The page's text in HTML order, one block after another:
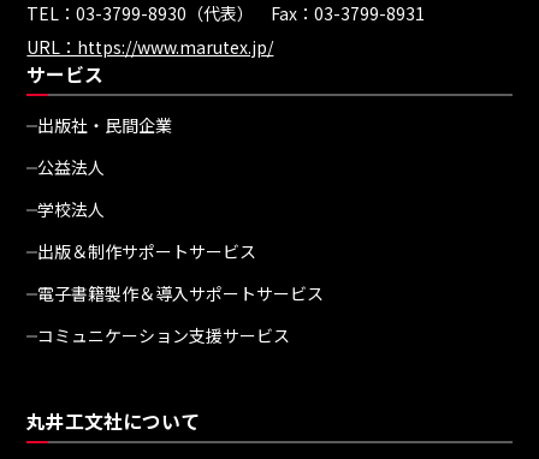
TEL：03-3799-8930（代表） Fax：03-3799-8931
URL：https://www.marutex.jp/
サービス
出版社・民間企業
公益法人
学校法人
出版＆制作サポートサービス
電子書籍製作＆導入サポートサービス
コミュニケーション支援サービス
丸井工文社について